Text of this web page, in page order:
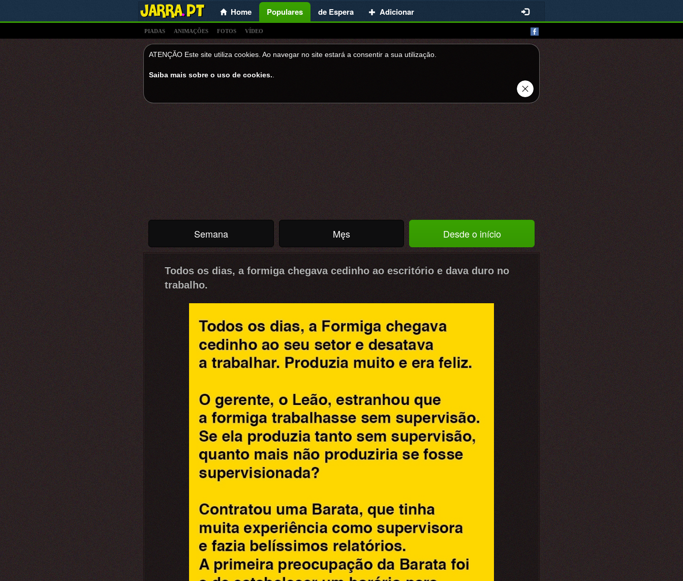
Home Populares de Espera Adicionar
PIADAS ANIMAÇÕES FOTOS VÍDEO
ATENÇĂO Este site utiliza cookies. Ao navegar no site estará a consentir a sua utilizaçăo.
Saiba mais sobre o uso de cookies.
Semana Męs Desde o início
Todos os dias, a formiga chegava cedinho ao escritório e dava duro no
trabalho.